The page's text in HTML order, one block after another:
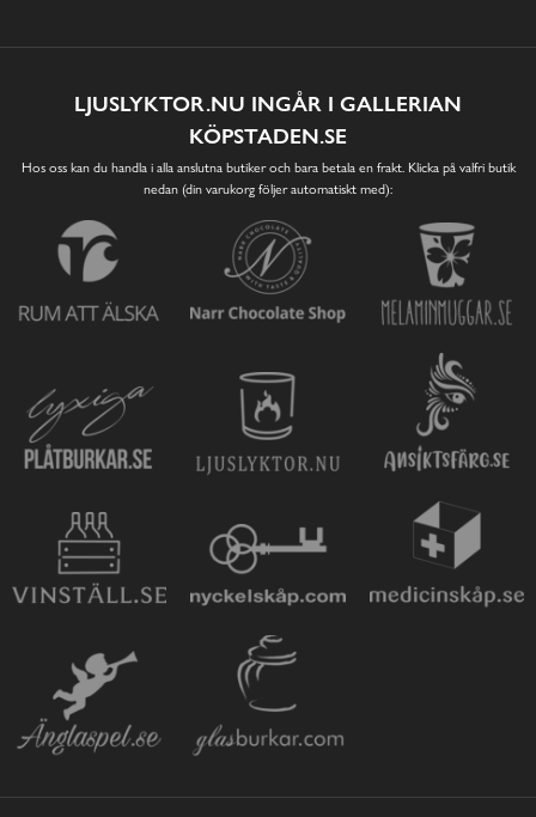
LJUSLYKTOR.NU INGÅR I GALLERIAN
KÖPSTADEN.SE
Hos oss kan du handla i alla anslutna butiker och bara betala en frakt. Klicka på valfri butik
nedan (din varukorg följer automatiskt med):